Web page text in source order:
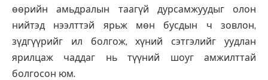
өөрийн амьдралын таагүй дурсамжуудыг олон
нийтэд нээлттэй ярьж мөн бусдын ч зовлон,
зүдгүүрийг ил болгож, хүний сэтгэлийг уудлан
ярилцаж чаддаг нь түүний шоуг амжилттай
болгосон юм.